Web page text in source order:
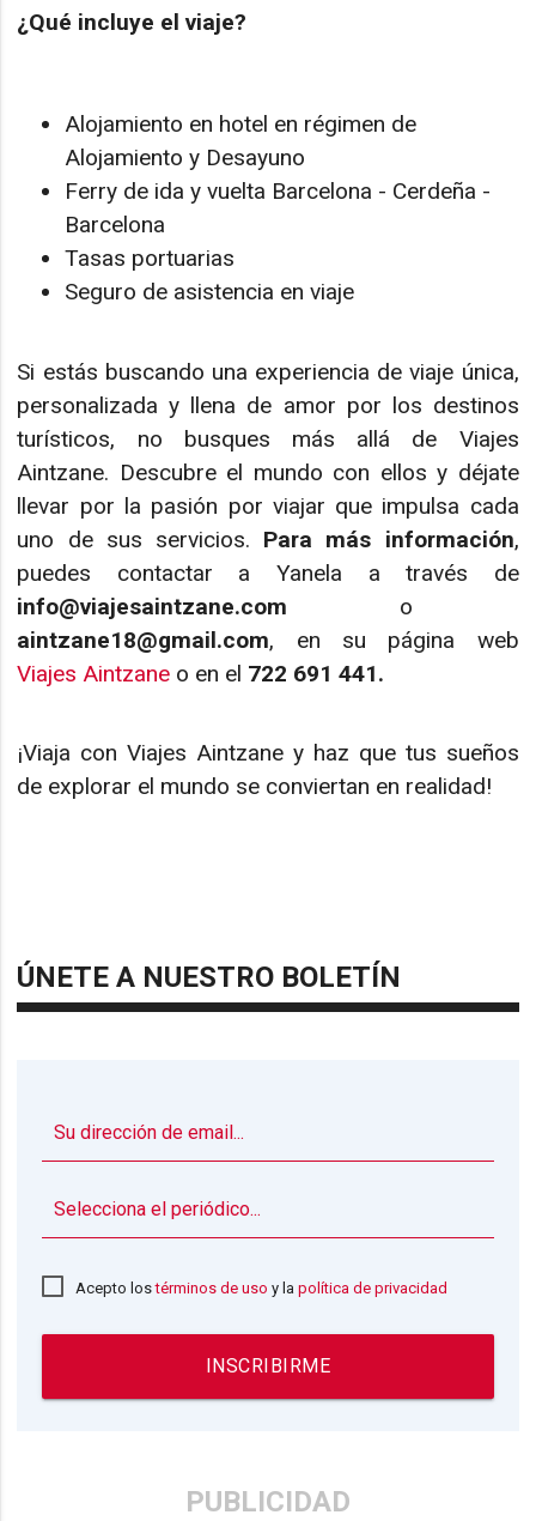
¿Qué incluye el viaje?
Alojamiento en hotel en régimen de
Alojamiento y Desayuno
Ferry de ida y vuelta Barcelona - Cerdeña -
Barcelona
Tasas portuarias
Seguro de asistencia en viaje
Si estás buscando una experiencia de viaje única,
personalizada y llena de amor por los destinos
turísticos, no busques más allá de Viajes
Aintzane. Descubre el mundo con ellos y déjate
llevar por la pasión por viajar que impulsa cada
uno de sus servicios. Para más información,
puedes contactar a Yanela a través de
info@viajesaintzane.com o
aintzane18@gmail.com, en su página web
Viajes Aintzane o en el 722 691 441.
¡Viaja con Viajes Aintzane y haz que tus sueños
de explorar el mundo se conviertan en realidad!
ÚNETE A NUESTRO BOLETÍN
Acepto lostérminos de uso y lapolítica de privacidad
INSCRIBIRME
PUBLICIDAD